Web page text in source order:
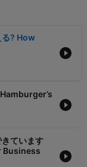
る? How
ています
Business